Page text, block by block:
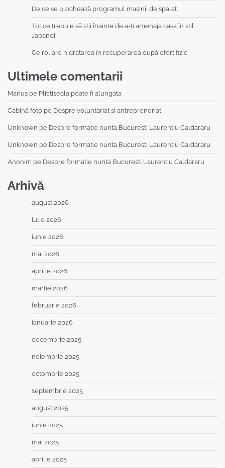
De ce se blochează programul mașinii de spălat
Tot ce trebuie să știi înainte de a-ți amenaja casa în stil
Japandi
Ce rol are hidratarea în recuperarea după efort fizic
Ultimele comentarii
Marius pe Plictiseala poate fi alungata
Cabină foto pe Despre voluntariat si antreprenoriat
Unknown pe Despre formatie nunta Bucuresti Laurentiu Caldararu
Unknown pe Despre formatie nunta Bucuresti Laurentiu Caldararu
Anonim pe Despre formatie nunta Bucuresti Laurentiu Caldararu
Arhivă
august 2026
iulie 2026
iunie 2026
mai 2026
aprilie 2026
martie 2026
februarie 2026
ianuarie 2026
decembrie 2025
noiembrie 2025
octombrie 2025
septembrie 2025
august 2025
iunie 2025
mai 2025
aprilie 2025